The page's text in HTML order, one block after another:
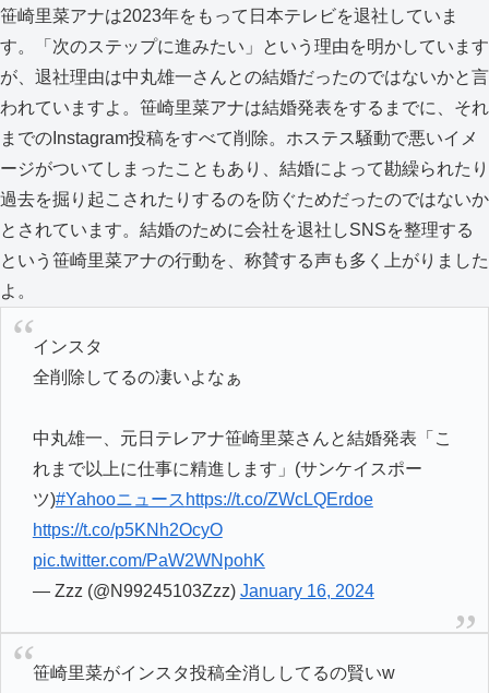
笹崎里菜アナは2023年をもって日本テレビを退社していま
す。「次のステップに進みたい」という理由を明かしています
が、退社理由は中丸雄一さんとの結婚だったのではないかと言
われていますよ。笹崎里菜アナは結婚発表をするまでに、それ
までのInstagram投稿をすべて削除。ホステス騒動で悪いイメ
ージがついてしまったこともあり、結婚によって勘繰られたり
過去を掘り起こされたりするのを防ぐためだったのではないか
とされています。結婚のために会社を退社しSNSを整理する
という笹崎里菜アナの行動を、称賛する声も多く上がりました
よ。
インスタ
全削除してるの凄いよなぁ
中丸雄一、元日テレアナ笹崎里菜さんと結婚発表「こ
れまで以上に仕事に精進します」(サンケイスポー
ツ)#Yahooニュース https://t.co/ZWcLQErdoe
https://t.co/p5KNh2OcyO
pic.twitter.com/PaW2WNpohK
— Zzz (@N99245103Zzz) January 16, 2024
笹崎里菜がインスタ投稿全消ししてるの賢いw